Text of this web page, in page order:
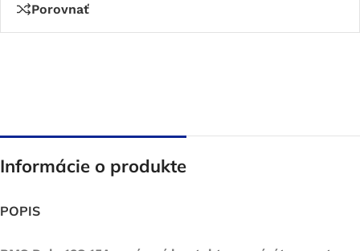
Porovnať
Informácie o produkte
POPIS